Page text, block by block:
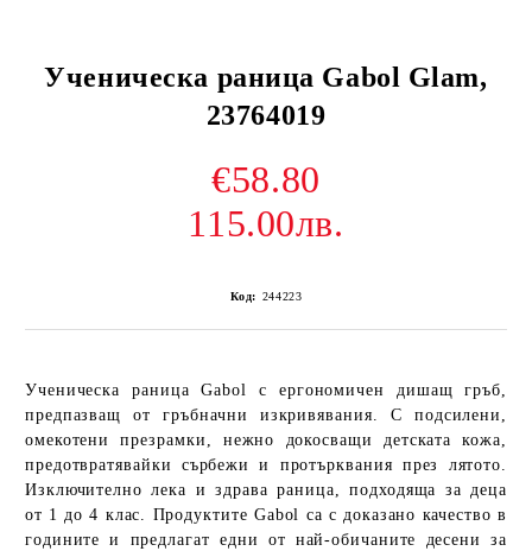
Ученическа раница Gabol Glam,
23764019
€58.80
115.00лв.
Код: 244223
Ученическа раница Gabol с ергономичен дишащ гръб,
предпазващ от гръбначни изкривявания. С подсилени,
омекотени презрамки, нежно докосващи детската кожа,
предотвратявайки сърбежи и протърквания през лятото.
Изключително лека и здрава раница, подходяща за деца
от 1 до 4 клас. Продуктите Gabol са с доказано качество в
годините и предлагат едни от най-обичаните десени за